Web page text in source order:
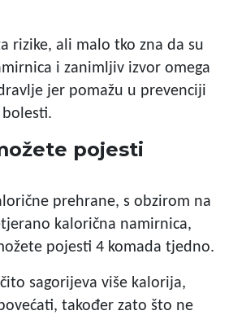
rizike, ali malo tko zna da su
i zanimljiv izvor omega
jer pomažu u prevenciji
pojesti
prehrane, s obzirom na
kalorična namirnica,
pojesti 4 komada tjedno.
sagorijeva više kalorija,
također zato što ne